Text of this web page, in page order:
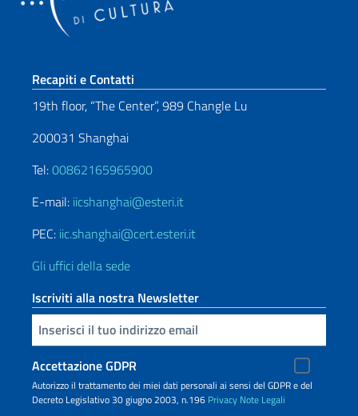
Sezione footer
Recapiti e Contatti
19th floor, “The Center”, 989 Changle Lu
200031 Shanghai
Tel:00862165965900
E-mail: iicshanghai@esteri.it
PEC: iic.shanghai@cert.esteri.it
Gli uffici della sede
Iscriviti alla nostra Newsletter
Inserisci la tua email
Accettazione GDPR
Autorizzo il trattamento dei miei dati personali ai sensi del GDPR e del
Decreto Legislativo 30 giugno 2003, n.196 Privacy Note Legali